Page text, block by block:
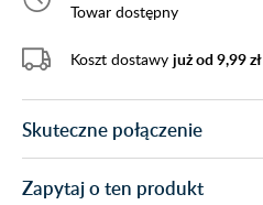
Towar dostępny
Koszt dostawy już od 9,99 zł
Skuteczne połączenie
Zapytaj o ten produkt